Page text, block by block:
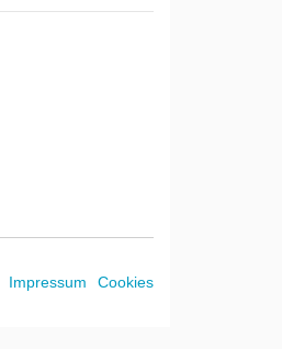
Impressum Cookies